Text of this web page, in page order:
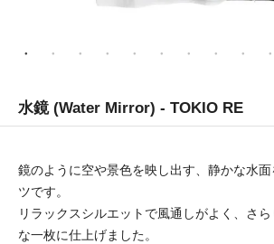
水鏡 (Water Mirror) - TOKIO RE
鏡のように空や景色を映し出す、静かな水
ツです。
リラックスシルエットで風通しがよく、さ
な一枚に仕上げました。